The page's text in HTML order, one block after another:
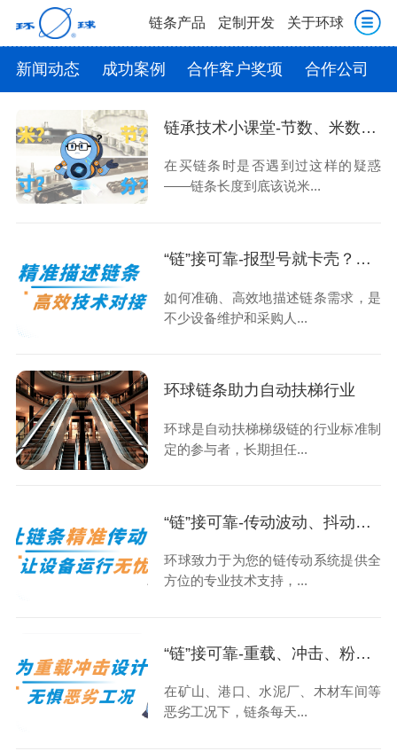
链条产品 定制开发 关于环球
新闻动态 成功案例 合作客户奖项 合作公司
链承技术小课堂-节数、米数、寸、分：链条的计量单位，你分得清吗？
在买链条时是否遇到过这样的疑惑
——链条长度到底该说米...
“链”接可靠-报型号就卡壳？如何准确描述您需要的链条？
如何准确、高效地描述链条需求，是
不少设备维护和采购人...
环球链条助力自动扶梯行业
环球是自动扶梯梯级链的行业标准制
定的参与者，长期担任...
“链”接可靠-传动波动、抖动？如何实现链条丝滑平稳运行
环球致力于为您的链传动系统提供全
方位的专业技术支持，...
“链”接可靠-重载、冲击、粉尘，如何避免链条“过劳损”？
在矿山、港口、水泥厂、木材车间等
恶劣工况下，链条每天...